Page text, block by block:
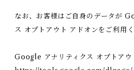
なお、お客様はご自身のデータが
ス オプトアウト アドオンをご利用く
Google アナリティクス オプトアウ